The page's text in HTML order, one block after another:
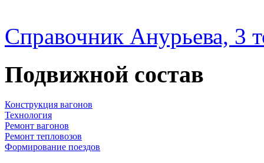
Справочник Анурьева, 3
Подвижной состав
Конструкция вагонов
Технология
Ремонт вагонов
Ремонт тепловозов
Формирование поездов